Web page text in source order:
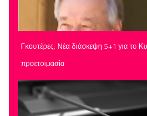
Γκουτέρες: Νέα διάσκεψη 5+1 για το
προετοιμασία